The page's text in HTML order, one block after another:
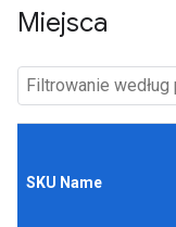
Miejsca
SKU Name